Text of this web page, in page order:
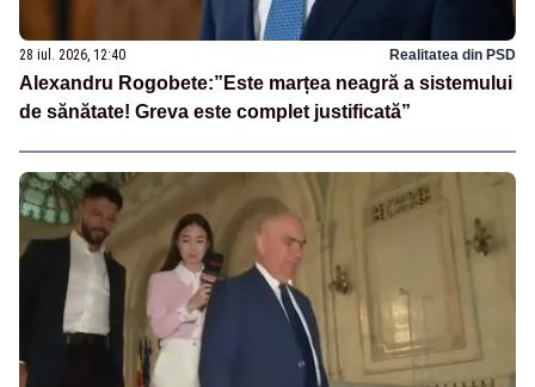
28 iul. 2026, 12:40 Realitatea din PSD
Alexandru Rogobete:”Este marțea neagră a sistemului
de sănătate! Greva este complet justificată”